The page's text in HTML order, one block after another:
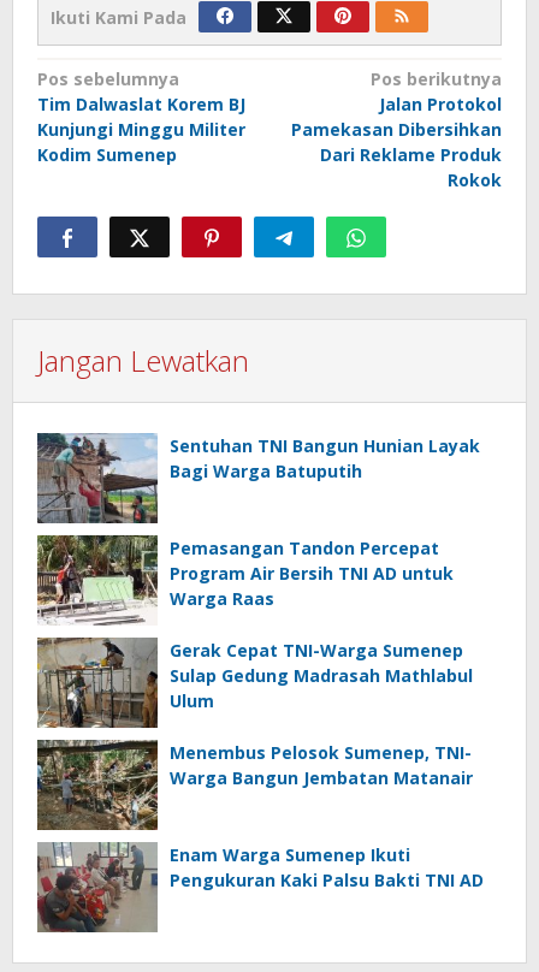
Ikuti Kami Pada
Navigasi
pos
Pos sebelumnya
Tim Dalwaslat Korem BJ
Kunjungi Minggu Militer
Kodim Sumenep
Pos berikutnya
Jalan Protokol
Pamekasan Dibersihkan
Dari Reklame Produk
Rokok
Jangan Lewatkan
Sentuhan TNI Bangun Hunian Layak
Bagi Warga Batuputih
Pemasangan Tandon Percepat
Program Air Bersih TNI AD untuk
Warga Raas
Gerak Cepat TNI-Warga Sumenep
Sulap Gedung Madrasah Mathlabul
Ulum
Menembus Pelosok Sumenep, TNI-
Warga Bangun Jembatan Matanair
Enam Warga Sumenep Ikuti
Pengukuran Kaki Palsu Bakti TNI AD